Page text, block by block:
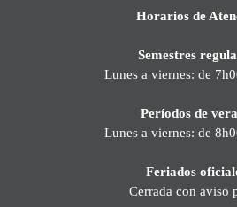
Horarios de
Semestres
Lunes a viernes: de
Períodos de
Lunes a viernes: de
Feriados
Cerrada con aviso